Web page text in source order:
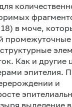
в моче,
промежуточные
Как и другие
эпителия.
и
выделение